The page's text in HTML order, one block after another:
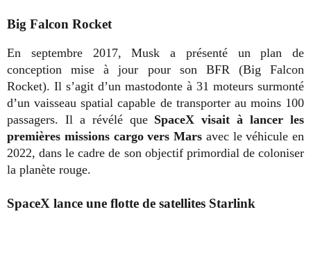
Big Falcon Rocket
En septembre 2017, Musk a présenté un plan de
conception mise à jour pour son BFR (Big Falcon
Rocket). Il s’agit d’un mastodonte à 31 moteurs surmonté
d’un vaisseau spatial capable de transporter au moins 100
passagers. Il a révélé que SpaceX visait à lancer les
premières missions cargo vers Mars avec le véhicule en
2022, dans le cadre de son objectif primordial de coloniser
la planète rouge.
SpaceX lance une flotte de satellites Starlink